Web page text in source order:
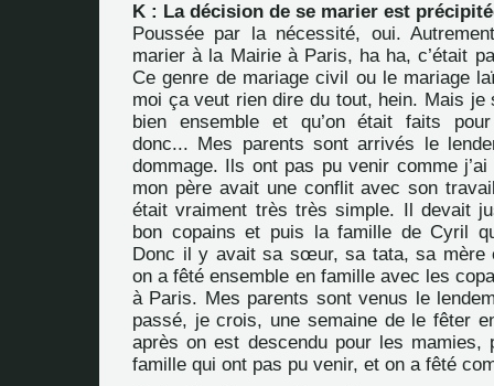
K : La décision de se marier est
Poussée par la nécessité, oui.
marier à la Mairie à Paris, ha ha, c’était
Ce genre de mariage civil ou le mariage
moi ça veut rien dire du tout, hein. Mais je
bien ensemble et qu’on était faits pour
donc... Mes parents sont arrivés le
dommage. Ils ont pas pu venir comme
mon père avait une conflit avec son
était vraiment très très simple. Il devait
bon copains et puis la famille de Cyril
Donc il y avait sa sœur, sa tata, sa mère
on a fêté ensemble en famille avec les
à Paris. Mes parents sont venus le
passé, je crois, une semaine de le fêter
après on est descendu pour les mamies,
famille qui ont pas pu venir, et on a fêté